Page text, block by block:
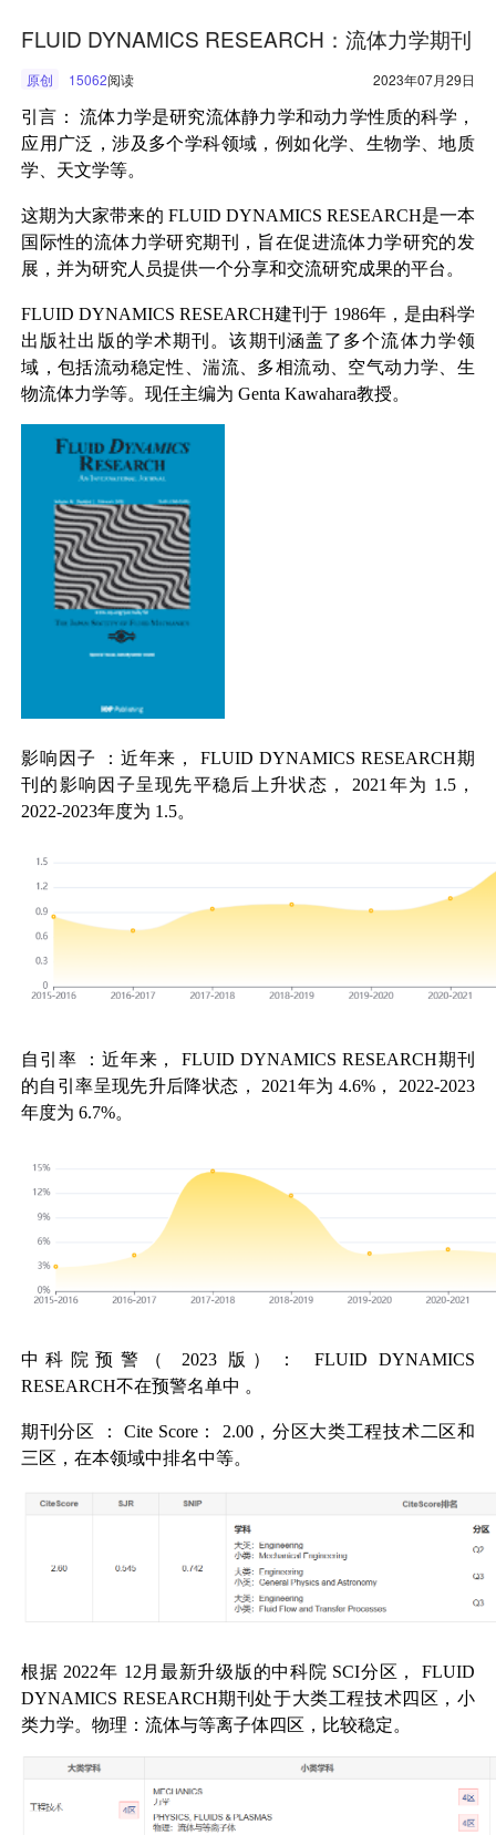
FLUID DYNAMICS RESEARCH：流体力学期刊
原创 15062阅读 2023年07月29日
引言：
流体力学是研究流体静力学和动力学性质的科学，
应用广泛，涉及多个学科领域，例如化学、生物学、地质
学、天文学等。
这期为大家带来的 FLUID DYNAMICS RESEARCH是一本
国际性的流体力学研究期刊，旨在促进流体力学研究的发
展，并为研究人员提供一个分享和交流研究成果的平台。
FLUID DYNAMICS RESEARCH建刊于 1986年，是由科学
出版社出版的学术期刊。该期刊涵盖了多个流体力学领
域，包括流动稳定性、湍流、多相流动、空气动力学、生
物流体力学等。现任主编为 Genta Kawahara教授。
影响因子 ：近年来， FLUID DYNAMICS RESEARCH期
刊的影响因子呈现先平稳后上升状态，
2021 年为 1.5，
2022-2023年度为 1.5。
自引率 ：近年来， FLUID DYNAMICS RESEARCH期刊
的自引率呈现先升后降状态，
2021年为 4.6%，
2022-2023
年度为 6.7%。
中科院预警（ 2023 版）：
FLUID DYNAMICS
RESEARCH不在预警名单中 。
期刊分区 ： Cite Score： 2.00，分区大类工程技术二区和
三区，在本领域中排名中等。
根据 2022年 12 月最新升级版的中科院 SCI分区，
FLUID
DYNAMICS RESEARCH期刊处于大类工程技术四区，小
类力学。物理：流体与等离子体四区，比较稳定。